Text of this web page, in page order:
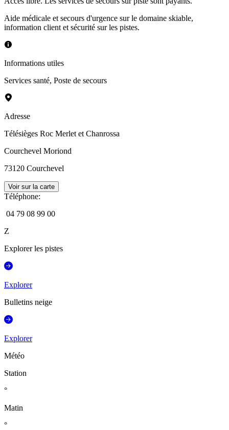
Aide médicale et secours d'urgence sur le domaine skiable,
information client et sécurité sur les pistes.
Informations utiles
Services santé, Poste de secours
Adresse
Télésièges Roc Merlet et Chanrossa
Courchevel Moriond
73120 Courchevel
Voir sur la carte
Téléphone:
04 79 08 99 00
Z
Explorer les pistes
Explorer
Bulletins neige
Explorer
Météo
Station
°
Matin
°